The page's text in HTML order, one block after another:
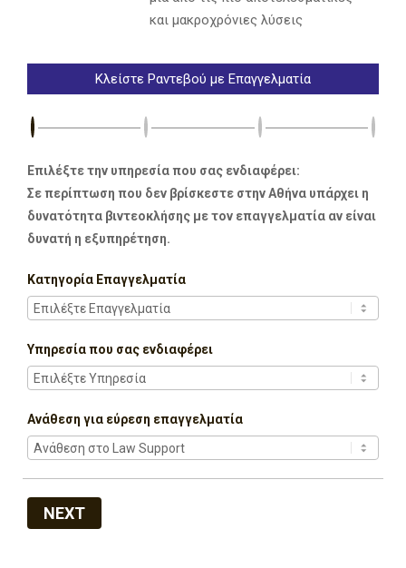
και μακροχρόνιες λύσεις
Κλείστε Ραντεβού με Επαγγελματία
Επιλέξτε την υπηρεσία που σας ενδιαφέρει:
Σε περίπτωση που δεν βρίσκεστε στην Αθήνα υπάρχει η
δυνατότητα βιντεοκλήσης με τον επαγγελματία αν είναι
δυνατή η εξυπηρέτηση.
Κατηγορία Επαγγελματία
Υπηρεσία που σας ενδιαφέρει
Ανάθεση για εύρεση επαγγελματία
NEXT